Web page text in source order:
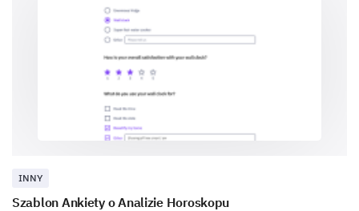
Follow Up & Support
Were the follow-up practices after the
consultation effective in monitoring your pet's
diet implementation process?
No
What additional support could be beneficial to
you during your pet's diet transition?
INNY
Szablon Ankiety o Analizie Horoskopu